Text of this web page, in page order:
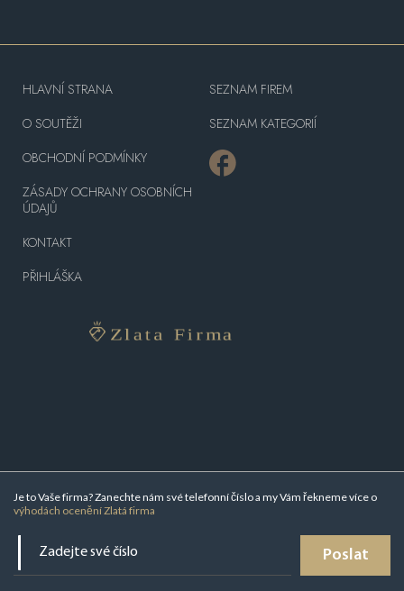
Je to Vaše firma? Zanechte nám své telefonní číslo a my Vám řekneme více o
výhodách ocenění Zlatá firma
Poslat
HLAVNÍ STRANA
O SOUTĚŽI
OBCHODNÍ PODMÍNKY
ZÁSADY OCHRANY OSOBNÍCH
ÚDAJŮ
KONTAKT
PŘIHLÁŠKA
SEZNAM FIREM
SEZNAM KATEGORIÍ